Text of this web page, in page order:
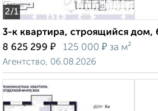
2/1
3-к квартира, строящийся дом,
8 625 299 ₽ 125 000 ₽ за м²
Агентство, 06.08.2026